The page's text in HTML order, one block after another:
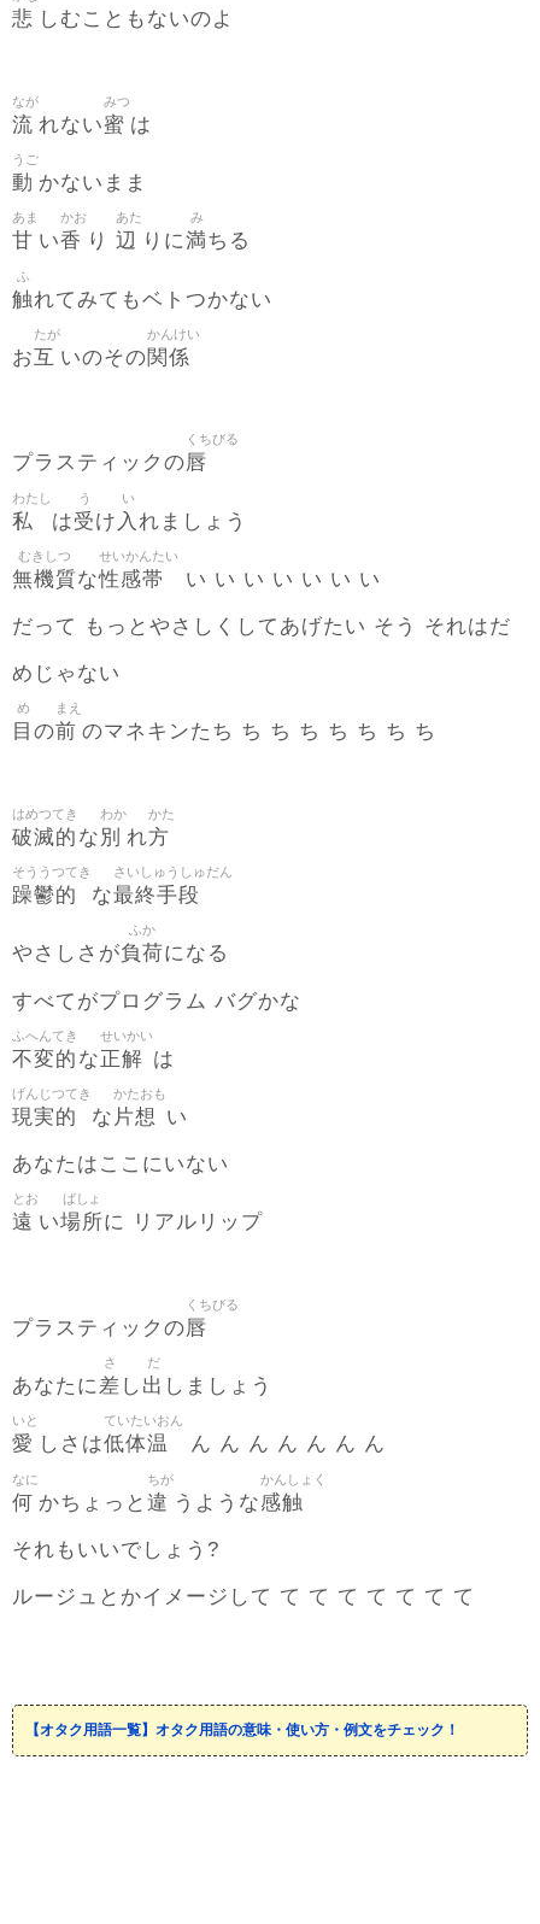
悲 しむこともないのよ
流
なが
れない蜜
みつ
は
動
うご
かないまま
甘
あま
い香
かお
り 辺
あた
りに満
み
ちる
触
ふ
れてみてもベトつかない
お互
たが
いのその関係
かんけい
プラスティックの唇
くちびる
私
わたし
は受
う
け 入
い
れましょう
無機質
むきしつ
な性感帯
せいかんたい
い い い い い い い
だって もっとやさしくしてあげたい そう それはだ
めじゃない
目
め
の前
まえ
のマネキンたち ち ち ち ち ち ち ち
破滅的
はめつてき
な 別
わか
れ方
かた
躁鬱的
そううつてき
な最終手段
さいしゅうしゅだん
やさしさが負荷
ふか
になる
すべてがプログラム バグかな
不変的
ふへんてき
な正解
せいかい
は
現実的
げんじつてき
な 片想
かたおも
い
あなたはここにいない
遠
とお
い場所
ばしょ
に リアルリップ
プラスティックの唇
くちびる
あなたに差
さ
し 出
だ
しましょう
愛
いと
しさは低体温
ていたいおん
ん ん ん ん ん ん ん
何
なに
かちょっと 違
ちが
うような感触
かんしょく
それもいいでしょう?
ルージュとかイメージして て て て て て て て
【オタク用語一覧】オタク用語の意味・使い方・例文をチェック！